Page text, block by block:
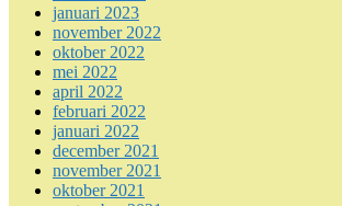
januari 2023
november 2022
oktober 2022
mei 2022
april 2022
februari 2022
januari 2022
december 2021
november 2021
oktober 2021